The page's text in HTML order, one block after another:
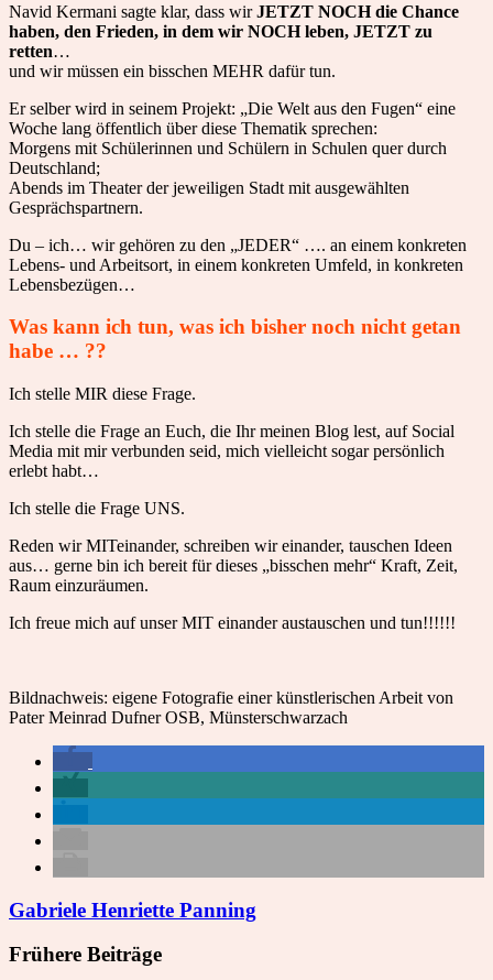
Navid Kermani sagte klar, dass wirJETZT NOCH die Chance
haben, den Frieden, in dem wir NOCH leben, JETZT zu
retten…
und wir müssen ein bisschen MEHR dafür tun.
Er selber wird in seinem Projekt: „Die Welt aus den Fugen“ eine
Woche lang öffentlich über diese Thematik sprechen:
Morgens mit Schülerinnen und Schülern in Schulen quer durch
Deutschland;
Abends im Theater der jeweiligen Stadt mit ausgewählten
Gesprächspartnern.
Du – ich… wir gehören zu den „JEDER“ …. an einem konkreten
Lebens- und Arbeitsort, in einem konkreten Umfeld, in konkreten
Lebensbezügen…
Was kann ich tun, was ich bisher noch nicht getan
habe … ??
Ich stelle MIR diese Frage.
Ich stelle die Frage an Euch, die Ihr meinen Blog lest, auf Social
Media mit mir verbunden seid, mich vielleicht sogar persönlich
erlebt habt…
Ich stelle die Frage UNS.
Reden wir MITeinander, schreiben wir einander, tauschen Ideen
aus… gerne bin ich bereit für dieses „bisschen mehr“ Kraft, Zeit,
Raum einzuräumen.
Ich freue mich auf unser MIT einander austauschen und tun!!!!!!
Bildnachweis: eigene Fotografie einer künstlerischen Arbeit von
Pater Meinrad Dufner OSB, Münsterschwarzach
Gabriele Henriette Panning
Frühere Beiträge